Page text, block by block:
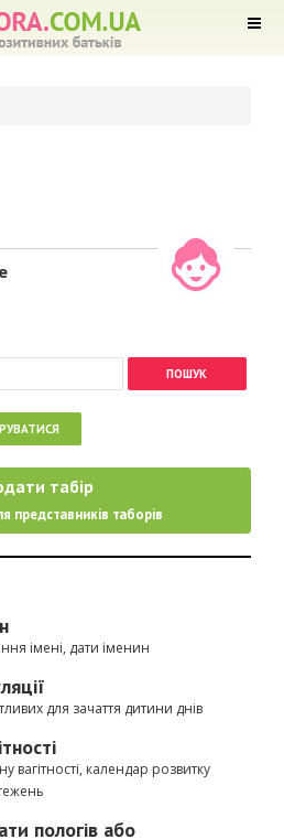
табір
представників таборів
імені, дати іменин
для зачаття дитини днів
вагітності, календар розвитку
пологів або